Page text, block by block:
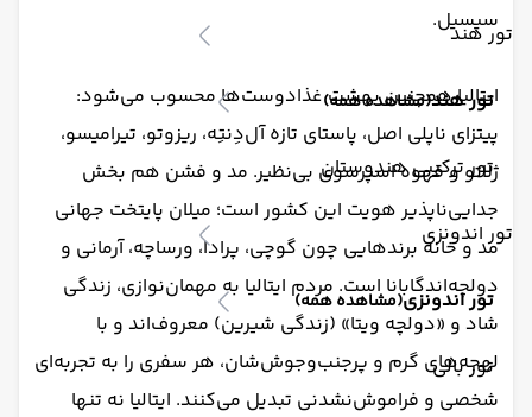
تور هند
تور هند(مشاهده همه)
تور ترکیبی هندوستان
تور اندونزی
تور اندونزی(مشاهده همه)
تور بالی
سیسیل.
ایتالیا همچنین بهشت غذادوست‌ها محسوب می‌شود:
پیتزای ناپلی اصل، پاستای تازه آل‌دِنتِه، ریزوتو، تیرامیسو،
ژلاتو و قهوه اسپرسوی بی‌نظیر. مد و فشن هم بخش
جدایی‌ناپذیر هویت این کشور است؛ میلان پایتخت جهانی
مد و خانه برندهایی چون گوچی، پرادا، ورساچه، آرمانی و
دولچه‌اند‌گابانا است. مردم ایتالیا به مهمان‌نوازی، زندگی
شاد و «دولچه ویتا» (زندگی شیرین) معروف‌اند و با
لهجه‌های گرم و پرجنب‌وجوش‌شان، هر سفری را به تجربه‌ای
شخصی و فراموش‌نشدنی تبدیل می‌کنند. ایتالیا نه تنها